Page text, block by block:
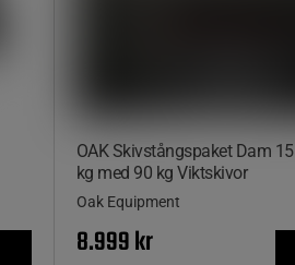
OAK Skivstångspaket Dam 15
kg med 90 kg Viktskivor
Oak Equipment
8.999 kr